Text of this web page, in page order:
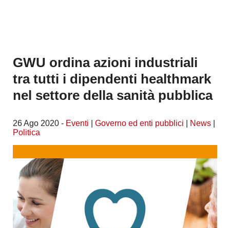
GWU ordina azioni industriali
tra tutti i dipendenti healthmark
nel settore della sanità pubblica
26 Ago 2020 - Eventi Governo ed enti pubblici News
Politica